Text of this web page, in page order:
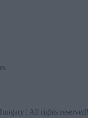
| All rights reserved!